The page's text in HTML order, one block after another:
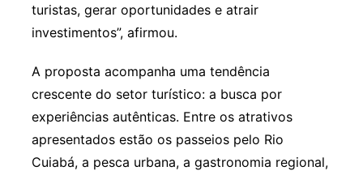
turistas, gerar oportunidades e atrair
investimentos”, afirmou.
A proposta acompanha uma tendência
crescente do setor turístico: a busca por
experiências autênticas. Entre os atrativos
apresentados estão os passeios pelo Rio
Cuiabá, a pesca urbana, a gastronomia regional,